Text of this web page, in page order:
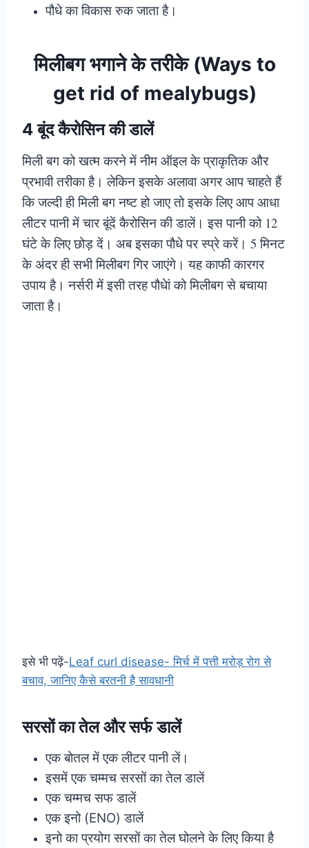
पौधे का विकास रुक जाता है।
मिलीबग भगाने के तरीके (Ways to
get rid of mealybugs)
4 बूंद कैरोसिन की डालें
मिली बग को खत्म करने में नीम ऑइल के प्राकृतिक और
प्रभावी तरीका है। लेकिन इसके अलावा अगर आप चाहते हैं
कि जल्दी ही मिली बग नष्ट हो जाए तो इसके लिए आप आधा
लीटर पानी में चार बूंदें कैरोसिन की डालें। इस पानी को 12
घंटे के लिए छोड़ दें। अब इसका पौधे पर स्प्रे करें। 5 मिनट
के अंदर ही सभी मिलीबग गिर जाएंगे। यह काफी कारगर
उपाय है। नर्सरी में इसी तरह पौधेां को मिलीबग से बचाया
जाता है।
इसे भी पढ़ें-Leaf curl disease- मिर्च में पत्ती मरोड़ रोग से
बचाव, जानिए कैसे बरतनी है सावधानी
सरसों का तेल और सर्फ डालें
एक बोतल में एक लीटर पानी लें।
इसमें एक चम्मच सरसों का तेल डालें
एक चम्मच सफ डालें
एक इनो (ENO) डालें
इनो का प्रयोग सरसों का तेल घोलने के लिए किया है